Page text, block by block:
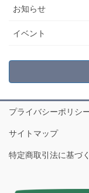
お知らせ
イベント
プライバシーポリシ
サイトマップ
特定商取引法に基づ